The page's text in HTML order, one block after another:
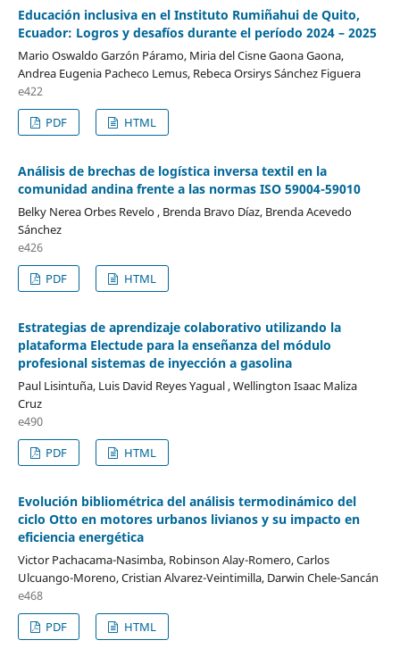
Educación inclusiva en el Instituto Rumiñahui de Quito,
Ecuador: Logros y desafíos durante el período 2024 – 2025
Mario Oswaldo Garzón Páramo, Miria del Cisne Gaona Gaona,
Andrea Eugenia Pacheco Lemus, Rebeca Orsirys Sánchez Figuera
e422
PDF
HTML
Análisis de brechas de logística inversa textil en la
comunidad andina frente a las normas ISO 59004-59010
Belky Nerea Orbes Revelo , Brenda Bravo Díaz, Brenda Acevedo
Sánchez
e426
PDF
HTML
Estrategias de aprendizaje colaborativo utilizando la
plataforma Electude para la enseñanza del módulo
profesional sistemas de inyección a gasolina
Paul Lisintuña, Luis David Reyes Yagual , Wellington Isaac Maliza
Cruz
e490
PDF
HTML
Evolución bibliométrica del análisis termodinámico del
ciclo Otto en motores urbanos livianos y su impacto en
eficiencia energética
Victor Pachacama-Nasimba, Robinson Alay-Romero, Carlos
Ulcuango-Moreno, Cristian Alvarez-Veintimilla, Darwin Chele-Sancán
e468
PDF
HTML